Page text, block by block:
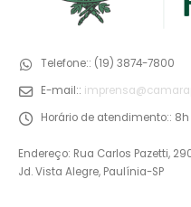
Telefone:: (19) 3874-7800
E-mail::
Horário de atendimento:: 8h
Endereço: Rua Carlos Pazetti,
Jd. Vista Alegre, Paulínia-SP